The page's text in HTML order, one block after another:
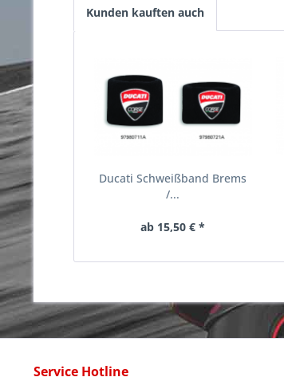
Kunden kauften auch
Ducati Schweißband Brems
/...
ab 15,50 € *
Service Hotline